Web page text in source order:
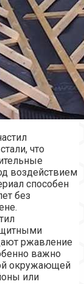
что
воздействием
способен
без
ржавление
важно
окружающей
или